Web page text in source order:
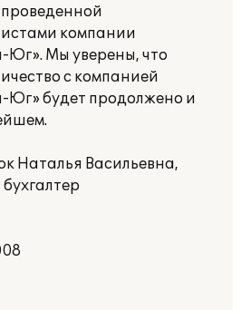
компании
Юг». Мы уверены, что
с компанией
Юг» будет продолжено и
Наталья Васильевна,